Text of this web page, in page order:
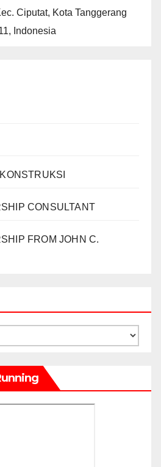
Ciputat, Kota Tanggerang
Indonesia
CONSULTANT
FROM JOHN C.